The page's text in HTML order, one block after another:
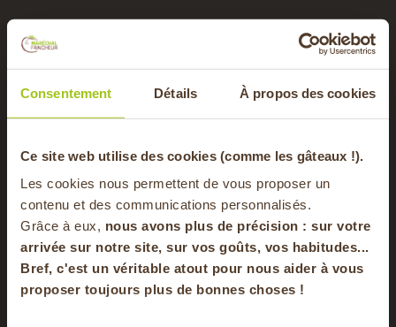
Consentement Détails À propos des cookies
Ce site web utilise des cookies (comme les gâteaux !).
Les cookies nous permettent de vous proposer un
contenu et des communications personnalisés.
Grâce à eux, nous avons plus de précision : sur votre
arrivée sur notre site, sur vos goûts, vos habitudes...
Bref, c'est un véritable atout pour nous aider à vous
proposer toujours plus de bonnes choses !
Les jaunes d'œufs confits à l'huile d'olive sont une
une grande variété d’utilisations. Ils apportent une touche
gourmande à vos plats tout en étant très faciles à
réaliser chez soi. Une recette à essayer absolument pour
-20% offerts sur
votre panier
en vous inscrivant à notre newsletter